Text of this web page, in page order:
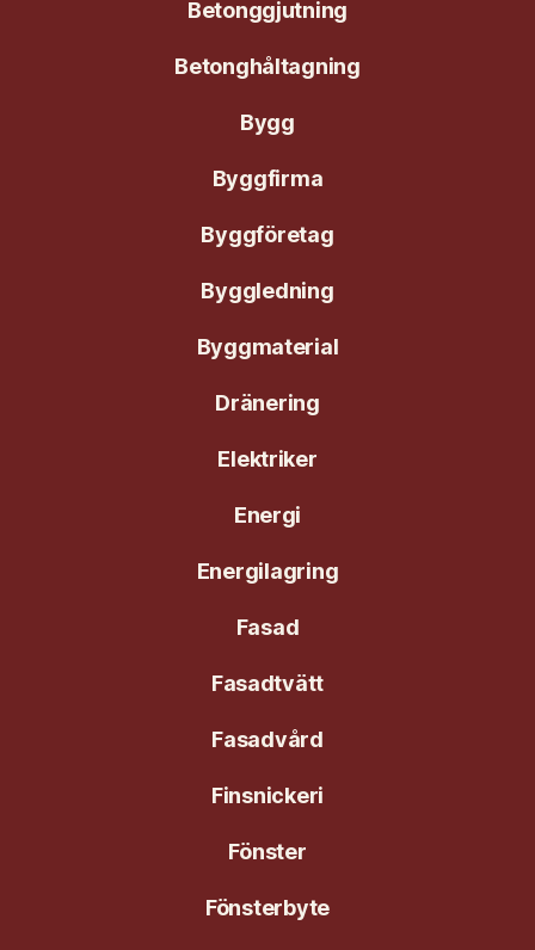
Betonggjutning
Betonghåltagning
Bygg
Byggfirma
Byggföretag
Byggledning
Byggmaterial
Dränering
Elektriker
Energi
Energilagring
Fasad
Fasadtvätt
Fasadvård
Finsnickeri
Fönster
Fönsterbyte